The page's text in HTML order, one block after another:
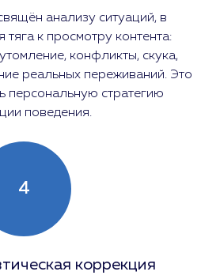
анализу ситуаций, в
тяга к просмотру контента:
конфликты, скука,
реальных переживаний. Это
персональную стратегию
поведения.
4
коррекция